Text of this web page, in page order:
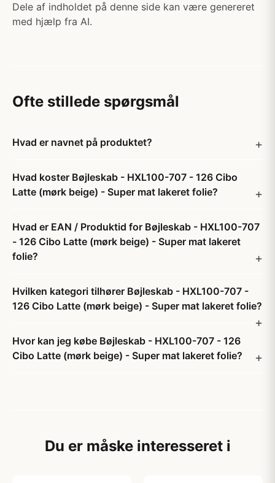
Dele af indholdet på denne side kan være genereret
med hjælp fra AI.
Ofte stillede spørgsmål
Hvad er navnet på produktet?
Hvad koster Bøjleskab - HXL100-707 - 126 Cibo
Latte (mørk beige) - Super mat lakeret folie?
Hvad er EAN / Produktid for Bøjleskab - HXL100-707
- 126 Cibo Latte (mørk beige) - Super mat lakeret
folie?
Hvilken kategori tilhører Bøjleskab - HXL100-707 -
126 Cibo Latte (mørk beige) - Super mat lakeret folie?
Hvor kan jeg købe Bøjleskab - HXL100-707 - 126
Cibo Latte (mørk beige) - Super mat lakeret folie?
Du er måske interesseret i